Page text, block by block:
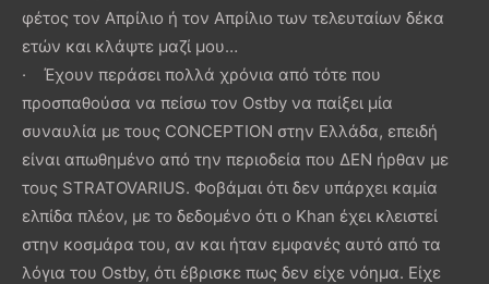
φέτος τον Απρίλιο ή τον Απρίλιο των τελευταίων δέκα
ετών και κλάψτε μαζί μου…
· Έχουν περάσει πολλά χρόνια από τότε που
προσπαθούσα να πείσω τον Ostby να παίξει μία
συναυλία με τους CONCEPTION στην Ελλάδα, επειδή
είναι απωθημένο από την περιοδεία που ΔΕΝ ήρθαν με
τους STRATOVARIUS. Φοβάμαι ότι δεν υπάρχει καμία
ελπίδα πλέον, με το δεδομένο ότι ο Khan έχει κλειστεί
στην κοσμάρα του, αν και ήταν εμφανές αυτό από τα
λόγια του Ostby, ότι έβρισκε πως δεν είχε νόημα. Είχε